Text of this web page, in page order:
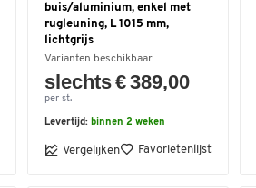
buis/aluminium, enkel met
rugleuning, L 1015 mm,
lichtgrijs
Varianten beschikbaar
slechts € 389,00
per st.
Levertijd: binnen 2 weken
Vergelijken Favorietenlijst